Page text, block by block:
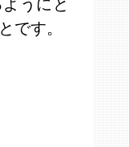
うにと
です。